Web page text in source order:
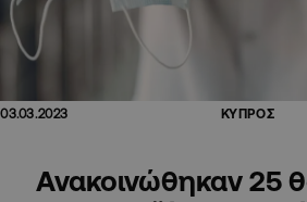
03.03.2023 ΚΥΠΡΟΣ
Ανακοινώθηκαν 25